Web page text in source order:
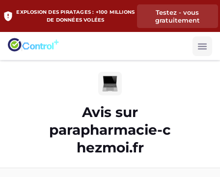
EXPLOSION DES PIRATAGES : +100 MILLIONS
DE DONNÉES VOLÉES
Testez - vous
gratuitement
Avis sur
parapharmacie-c
hezmoi.fr